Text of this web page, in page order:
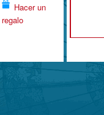
Hacer un
regalo